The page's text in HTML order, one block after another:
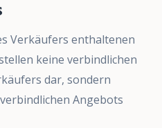
Verkäufers enthaltenen
keine verbindlichen
dar, sondern
Angebots